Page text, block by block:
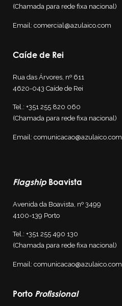
(Chamada para rede fixa nacional)
Email: comercial@azulaico.com
Caíde de Rei
Rua das Árvores, nº 611
4620-043 Caíde de Rei
Tel.: +351 255 820 060
(Chamada para rede fixa nacional)
Email: comunicacao@azulaico.com
Flagship Boavista
Avenida da Boavista, nº 3499
4100-139 Porto
Tel.: +351 255 490 130
(Chamada para rede fixa nacional)
Email: comunicacao@azulaico.com
Porto Profissional